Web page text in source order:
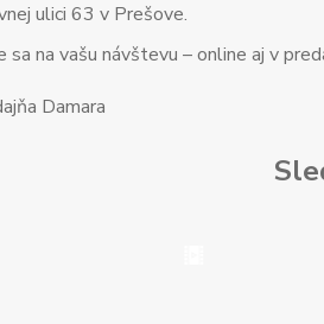
ulici 63 v Prešove.
sa na vašu návštevu – online aj v